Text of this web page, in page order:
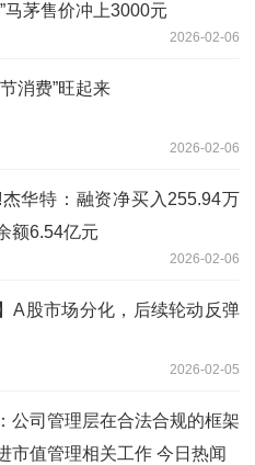
马茅售价冲上3000元
2026-02-06
消费”旺起来
2026-02-06
华特：融资净买入255.94万
额6.54亿元
2026-02-06
A股市场分化，后续轮动反弹
2026-02-05
公司管理层在合法合规的框架
市值管理相关工作 今日热闻